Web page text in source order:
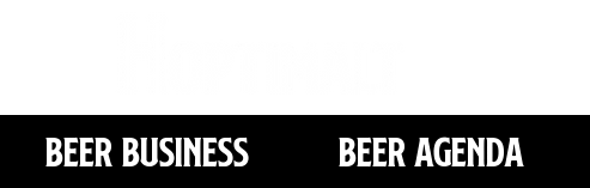
Beer Business Beer Agenda